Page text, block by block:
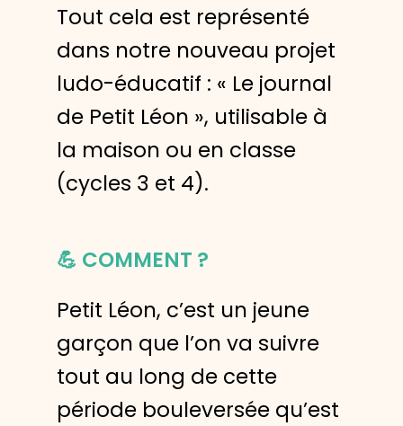
Tout cela est représenté
dans notre nouveau projet
ludo-éducatif : « Le journal
de Petit Léon », utilisable à
la maison ou en classe
(cycles 3 et 4).
💪 COMMENT ?
Petit Léon, c’est un jeune
garçon que l’on va suivre
tout au long de cette
période bouleversée qu’est